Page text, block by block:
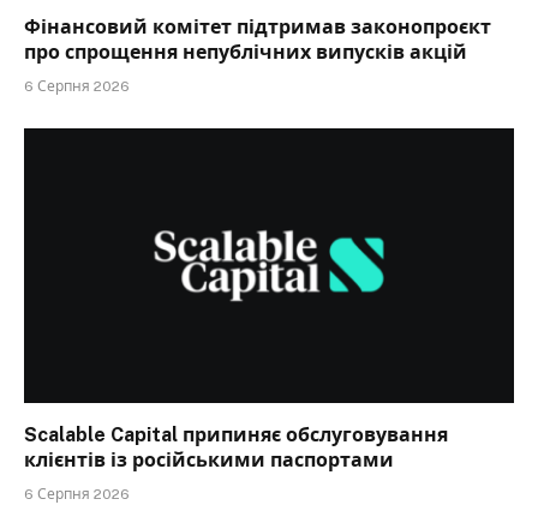
Фінансовий комітет підтримав законопроєкт
про спрощення непублічних випусків акцій
6 Серпня 2026
Scalable Capital припиняє обслуговування
клієнтів із російськими паспортами
6 Серпня 2026